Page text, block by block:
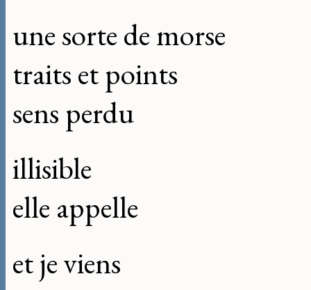
une sorte de morse
traits et points
sens perdu
illisible
elle appelle
et je viens